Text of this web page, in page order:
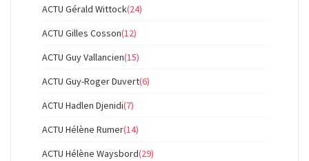
ACTU Gérald Wittock(24)
ACTU Gilles Cosson(12)
ACTU Guy Vallancien(15)
ACTU Guy-Roger Duvert(6)
ACTU Hadlen Djenidi(7)
ACTU Hélène Rumer(14)
ACTU Hélène Waysbord(29)